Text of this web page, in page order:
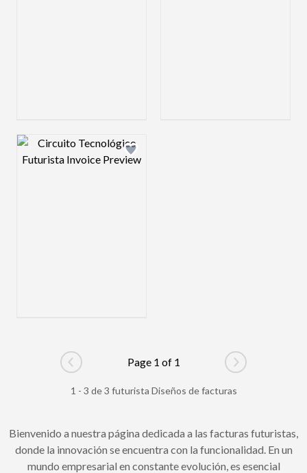
Design preview image
Go to previous page
Page 1 of 1
Go to next
1 - 3 de 3 futurista Diseños de facturas
Bienvenido a nuestra página dedicada a las facturas futuristas,
donde la innovación se encuentra con la funcionalidad. En un
mundo empresarial en constante evolución, es esencial